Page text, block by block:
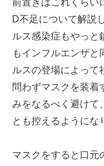
前置きはこれくらい
D不足について解説
ルス感染症もやっと
もインフルエンザと
ルスの登場によって
問わずマスクを装着
みをなるべく避けて
とも控えるようにな
マスクをすると口元